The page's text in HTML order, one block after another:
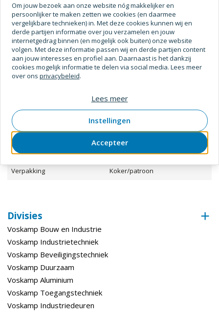
mild conserveermiddel - speciale formule met één van de
mildste conserveermiddelen, om het risico op huidirritaties
bij gebruik van dit product te verminderen.
bevat glycerol - vochtinbrenger die uitdroging van de huid
voorkomt en de huid na gebruik soepel laat aanvoelen.
wast meer dan 99% van vuil en ziektekiemen af - bij correct
gebruik volstaat één enkele dosis voor een zeer effectieve
gemakkelijk biologisch afbreekbaar - de formule en elk
koolstofhoudend ingrediënt ervan wordt conform de richtlijn
oeso 301 f binnen 28 dagen of minder afgebroken tot
enkelvoudige, niet-giftige stoffen.
met eu ecolabel - het product heeft een certificering die
van de grondstoffen en de productie tot aan gebruik en
Specificaties
Afmetingen
Verpakt Per 6 Pc
Inhoud (L) 1 l
Bewerking
Kleur Wit
Kleur (basis) Wit
Verpakking Koker/patroon
Divisies
Voskamp Bouw en Industrie
Voskamp Industrietechniek
Voskamp Beveiligingstechniek
Voskamp Duurzaam
Voskamp Aluminium
Voskamp Toegangstechniek
Voskamp Industriedeuren
Om jouw bezoek aan onze website nóg makkelijker en
persoonlijker te maken zetten we cookies (en daarmee
vergelijkbare technieken) in. Met deze cookies kunnen wij en
derde partijen informatie over jou verzamelen en jouw
internetgedrag binnen (en mogelijk ook buiten) onze website
volgen. Met deze informatie passen wij en derde partijen content
aan jouw interesses en profiel aan. Daarnaast is het dankzij
cookies mogelijk informatie te delen via social media. Lees meer
over ons privacybeleid.
Accepteer
Instellingen
Lees meer